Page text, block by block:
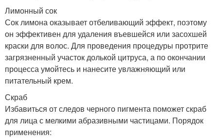
Лимонный сок
Сок лимона оказывает отбеливающий эффект, поэтому
он эффективен для удаления въевшейся или засохшей
краски для волос. Для проведения процедуры протрите
загрязненный участок долькой цитруса, а по окончании
процесса умойтесь и нанесите увлажняющий или
питательный крем.
Скраб
Избавиться от следов черного пигмента поможет скраб
для лица с мелкими абразивными частицами. Порядок
применения: